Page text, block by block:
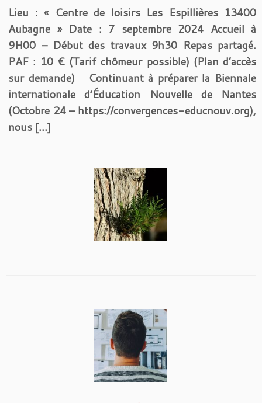
Lieu : « Centre de loisirs Les Espillières 13400
Aubagne » Date : 7 septembre 2024 Accueil à
9H00 – Début des travaux 9h30 Repas partagé.
PAF : 10 € (Tarif chômeur possible) (Plan d’accès
sur demande) Continuant à préparer la Biennale
internationale d’Éducation Nouvelle de Nantes
(Octobre 24 – https://convergences-educnouv.org),
nous […]